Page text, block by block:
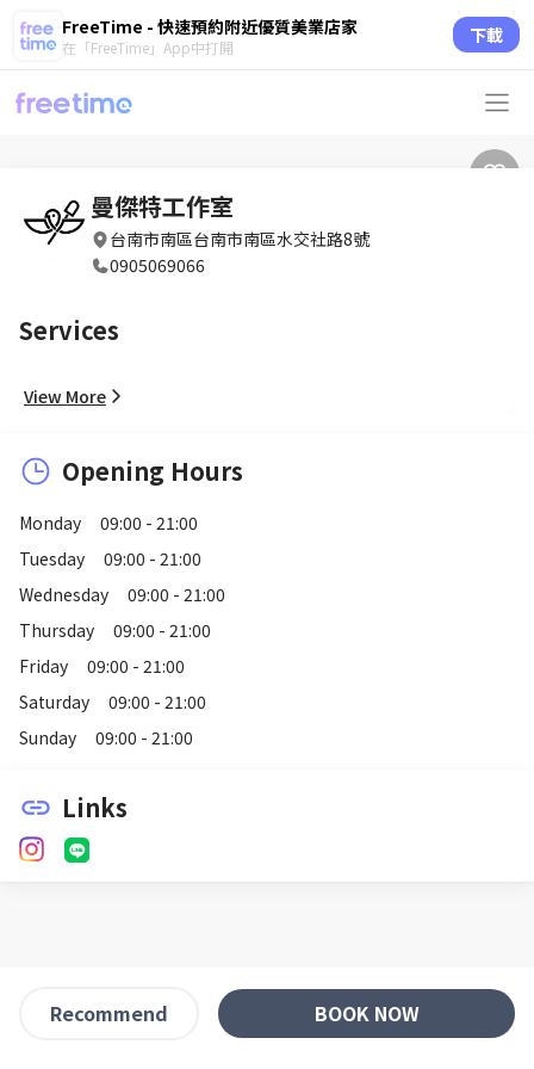
FreeTime - 快速預約附近優質美業店家
在「FreeTime」App中打開 下載
曼傑特工作室
台南市南區台南市南區水交社路8號
0905069066
Services
View More
Opening Hours
Monday
09:00 - 21:00
Tuesday
09:00 - 21:00
Wednesday
09:00 - 21:00
Thursday
09:00 - 21:00
Friday
09:00 - 21:00
Saturday
09:00 - 21:00
Sunday
09:00 - 21:00
link Links
Recommend BOOK NOW